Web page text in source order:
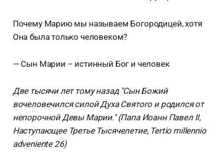
Почему Марию мы называем Богородицей, хотя
Она была только человеком?
— Сын Марии – истинный Бог и человек
Две тысячи лет тому назад "Сын Божий
вочеловечился силой Духа Святого и родился от
непорочной Девы Марии." (Папа Иоанн Павел II,
Наступающее Третье Тысячелетие, Tertio millennio
adveniente 26)